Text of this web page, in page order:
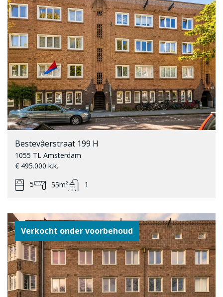
Bestevâerstraat 199 H
1055 TL Amsterdam
€ 495.000 k.k.
5
55m² 1
Verkocht onder voorbehoud